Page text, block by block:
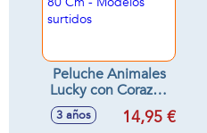
Peluche Animales
Lucky con Corazón
80 Cm - Modelos
surtidos
3 años 14,95 €